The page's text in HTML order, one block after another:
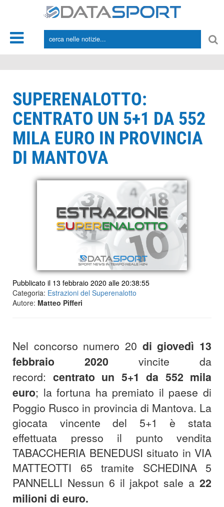
SUPERENALOTTO:
CENTRATO UN 5+1 DA 552
MILA EURO IN PROVINCIA
DI MANTOVA
Pubblicato il 13 febbraio 2020 alle 20:38:55
Categoria: Estrazioni del Superenalotto
Autore: Matteo Pifferi
Nel concorso numero 20 di giovedì 13
febbraio 2020 vincite da
record: centrato un 5+1 da 552 mila
euro; la fortuna ha premiato il paese di
Poggio Rusco in provincia di Mantova. La
giocata vincente del 5+1 è stata
effettuata presso il punto vendita
TABACCHERIA BENEDUSI situato in VIA
MATTEOTTI 65 tramite SCHEDINA 5
PANNELLI Nessun 6 il jakpot sale a 22
milioni di euro.